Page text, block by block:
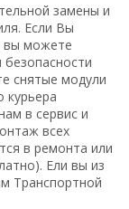
замены и
Если Вы
вы можете
снятые модули
курьера
в сервис и
всех
в ремонта или
Ели вы из
Транспортной